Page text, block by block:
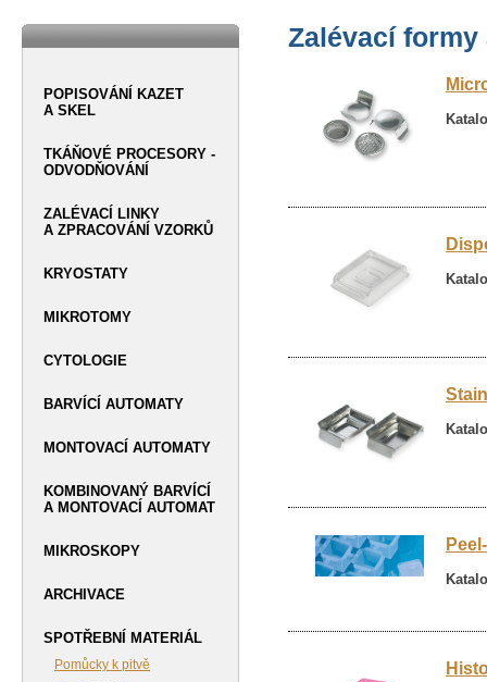
Zalévací formy
POPISOVÁNÍ KAZET
A SKEL
TKÁŇOVÉ PROCESORY -
ODVODŇOVÁNÍ
ZALÉVACÍ LINKY
A ZPRACOVÁNÍ VZORKŮ
KRYOSTATY
MIKROTOMY
CYTOLOGIE
BARVÍCÍ AUTOMATY
MONTOVACÍ AUTOMATY
KOMBINOVANÝ BARVÍCÍ
A MONTOVACÍ AUTOMAT
MIKROSKOPY
ARCHIVACE
SPOTŘEBNÍ MATERIÁL
Pomůcky k pitvě